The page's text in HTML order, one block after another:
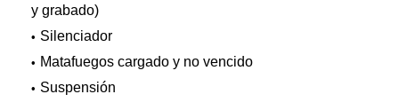
y grabado)
Silenciador
Matafuegos cargado y no vencido
Suspensión